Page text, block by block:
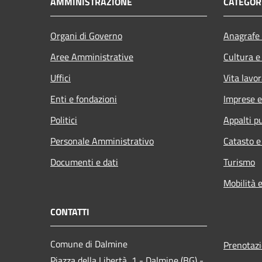
Organi di Governo
Aree Amministrative
Uffici
Enti e fondazioni
Politici
Personale Amministrativo
Documenti e dati
Cultura
Vita
Imprese
Appalti
Catasto
Turismo
Mobilità
CONTATTI
Comune di Dalmine